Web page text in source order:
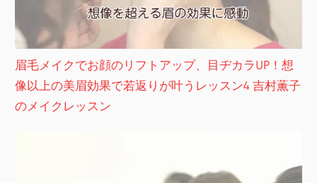
眉毛メイクでお顔のリフトアップ、目ヂカラUP！想
像以上の美眉効果で若返りが叶うレッスン4 吉村薫子
のメイクレッスン